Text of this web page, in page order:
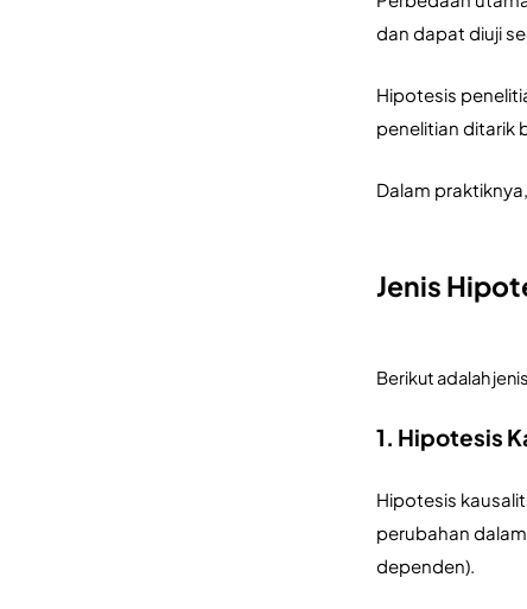
dan dapat diuji
Hipotesis
penelitian ditarik
Dalam
Jenis
Berikut adalah
1. Hipotesis
Hipotesis
perubahan
dependen).